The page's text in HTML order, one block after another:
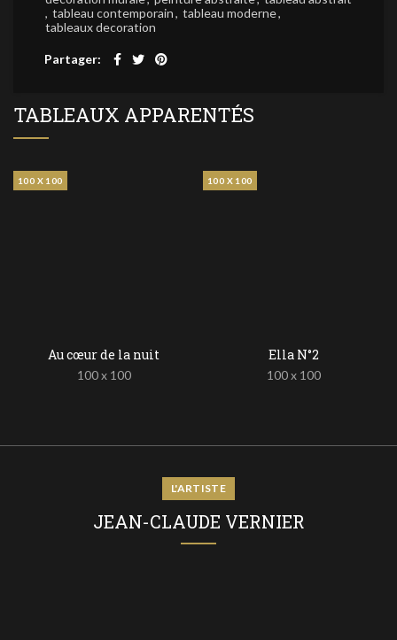
, tableau contemporain, tableau moderne,
tableaux decoration
Partager
TABLEAUX APPARENTÉS
100 X 100
Au cœur de la nuit
100 x 100
100 X 100
Ella N°2
100 x 100
L'ARTISTE
JEAN-CLAUDE VERNIER